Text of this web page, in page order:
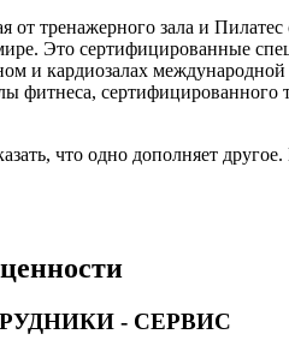
тренажерного зала и
Это сертифицированные
и кардиозалах
сертифицированного
что одно дополняет
- СЕРВИС